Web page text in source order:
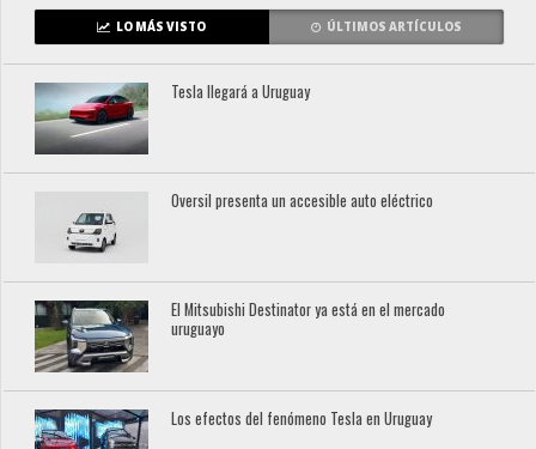
LO MÁS VISTO ÚLTIMOS ARTÍCULOS
Tesla llegará a Uruguay
Oversil presenta un accesible auto eléctrico
El Mitsubishi Destinator ya está en el mercado
uruguayo
Los efectos del fenómeno Tesla en Uruguay